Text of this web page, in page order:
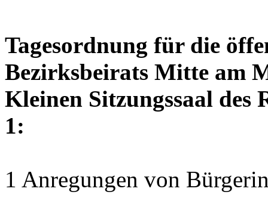
Tagesordnung für die
Bezirksbeirats Mitte am
Kleinen Sitzungssaal des
1:
1 Anregungen von